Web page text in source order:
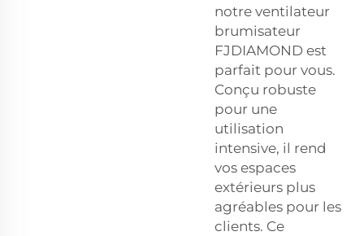
notre ventilateur
brumisateur
FJDIAMOND est
parfait pour vous.
Conçu robuste
pour une
utilisation
intensive, il rend
vos espaces
extérieurs plus
agréables pour les
clients. Ce